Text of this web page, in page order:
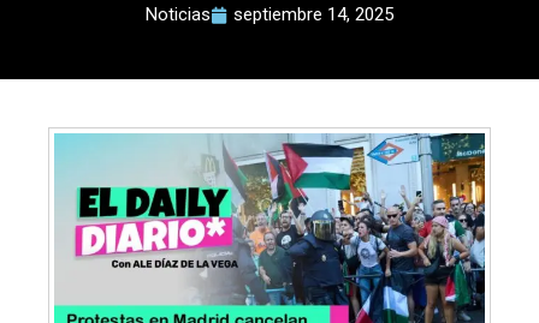
Noticias septiembre 14, 2025